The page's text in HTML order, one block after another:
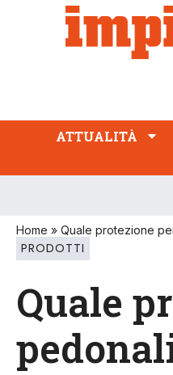
ATTUALITÀ
PROFESSIONE
ATTUALITÀ
Home » Quale protezione
PRODOTTI
Quale